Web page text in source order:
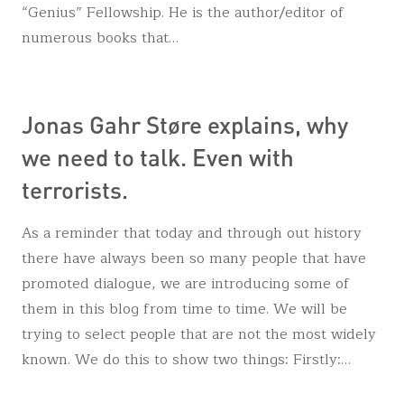
“Genius” Fellowship. He is the author/editor of
numerous books that…
Jonas Gahr Støre explains, why
we need to talk. Even with
terrorists.
As a reminder that today and through out history
there have always been so many people that have
promoted dialogue, we are introducing some of
them in this blog from time to time. We will be
trying to select people that are not the most widely
known. We do this to show two things: Firstly:…